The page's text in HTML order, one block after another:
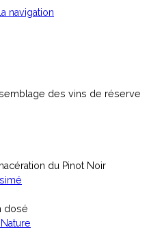
navigation
des vins de réserve
du Pinot Noir
dosé